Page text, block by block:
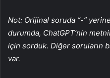
Not: Orijinal soruda “-”
durumda, ChatGPT’nin
için sorduk. Diğer soruların
var.